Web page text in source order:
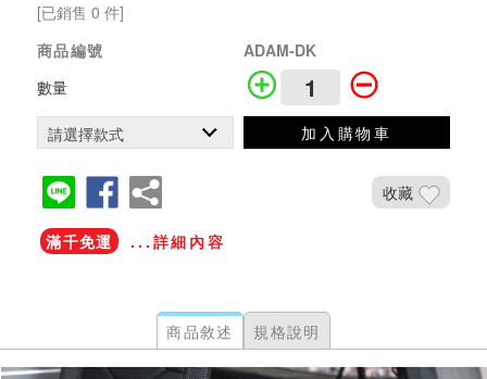
[已銷售 0 件]
商品編號
ADAM-DK
數量
加入購物車
收藏
滿千免運 ...詳細內容
商品敘述 規格說明